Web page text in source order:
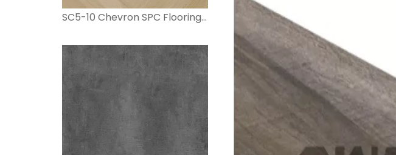
SC5-10 Chevron SPC Flooring avec IXPE